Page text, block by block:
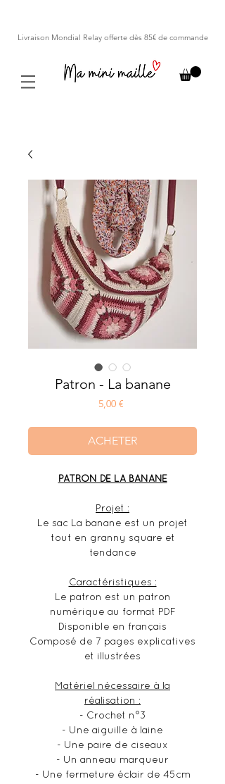
Livraison Mondial Relay offerte dès 85€ de commande
Patron - La banane
5,00 €Prix
ACHETER
PATRON DE LA BANANE
Projet :
Le sac La banane est un projet
tout en granny square et
tendance
Caractéristiques :
Le patron est un patron
numérique au format PDF
Disponible en français
Composé de 7 pages explicatives
et illustrées
Matériel nécessaire à la
réalisation :
- Crochet n°3
- Une aiguille à laine
- Une paire de ciseaux
- Un anneau marqueur
- Une fermeture éclair de 45cm